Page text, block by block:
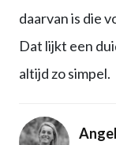
daarvan is die
Dat lijkt een
altijd zo simpel.